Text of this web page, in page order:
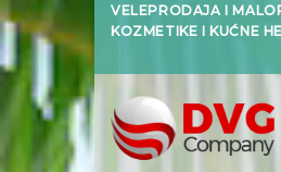
Skip
to
content
VELEPRODAJA I
KOZMETIKE I KUĆNE